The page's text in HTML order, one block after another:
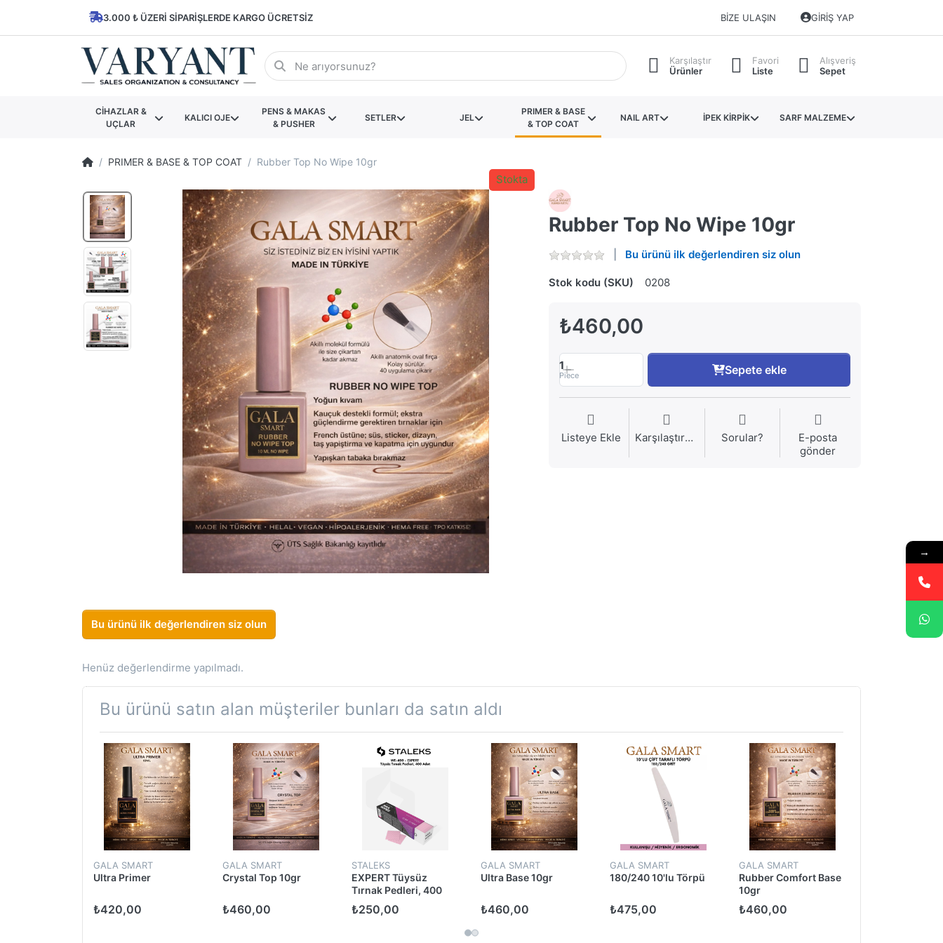
3.000 ₺ ÜZERI SIPARIŞLERDE KARGO ÜCRETSIZ BIZE ULAŞIN GIRIŞ YAP
Karşılaştır
Ürünler
Favori
Liste
Alışveriş
Sepet
CİHAZLAR &
UÇLAR
KALICI OJE
PENS & MAKAS
& PUSHER
SETLER JEL
PRIMER & BASE
& TOP COAT
NAIL ART İPEK KİRPİK SARF MALZEME
PRIMER & BASE & TOP COAT Rubber Top No Wipe 10gr
Rubber Top No Wipe 10gr
Bu ürünü ilk değerlendiren siz olun
Stok kodu (SKU) 0208
₺460,00
Stokta
1
Piece Sepete ekle
Listeye Ekle Karşılaştırma Sorular?
E-posta
gönder
Bu ürünü ilk değerlendiren siz olun
Henüz değerlendirme yapılmadı.
Bu ürünü satın alan müşteriler bunları da satın aldı
GALA SMART
Ultra Primer
₺420,00
GALA SMART
Crystal Top 10gr
₺460,00
STALEKS
EXPERT Tüysüz
Tırnak Pedleri, 400
Adet
₺250,00
GALA SMART
Ultra Base 10gr
₺460,00
GALA SMART
180/240 10'lu Törpü
₺475,00
GALA SMART
Rubber Comfort Base
10gr
₺460,00
→